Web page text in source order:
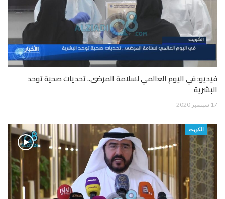
فيديو: في اليوم العالمي لسلامة المرضى.. تحديات صحية توحد
البشرية
17 سبتمبر 2020
الكويت